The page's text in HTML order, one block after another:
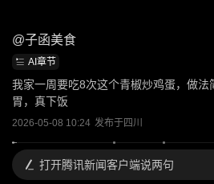
@子函美食
AI章节
我家一周要吃8次这个青椒炒鸡蛋，做法
胃，真下饭
2026-05-08 10:24 发布于四川
打开腾讯新闻客户端说两句